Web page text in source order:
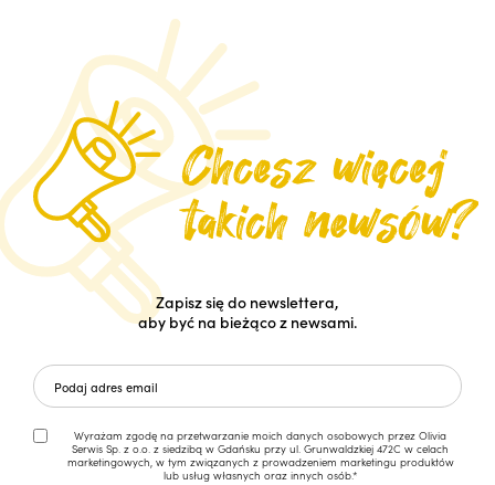
Zapisz się do newslettera,
aby być na bieżąco z newsami.
Wyrażam zgodę na przetwarzanie moich danych osobowych przez Olivia
Serwis Sp. z o.o. z siedzibą w Gdańsku przy ul. Grunwaldzkiej 472C w celach
marketingowych, w tym związanych z prowadzeniem marketingu produktów
lub usług własnych oraz innych osób.*